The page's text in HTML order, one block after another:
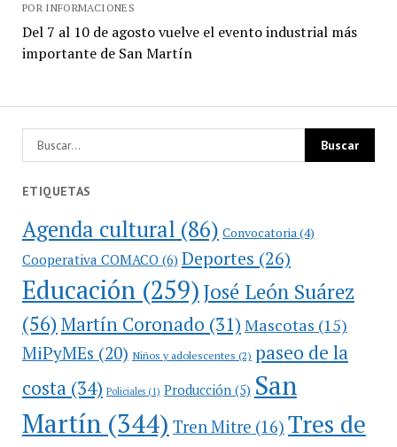
POR INFORMACIONES
Del 7 al 10 de agosto vuelve el evento industrial más
importante de San Martín
ETIQUETAS
Agenda cultural (86) Convocatoria (4)
Cooperativa COMACO(6) Deportes (26)
Educación(259)José León Suárez
(56)Martín Coronado (31) Mascotas (15)
MiPyMEs (20) Niños y adolescentes (2) paseo de la
costa(34) Policiales(1) Producción(5) San
Martín(344) Tren Mitre (16) Tres de